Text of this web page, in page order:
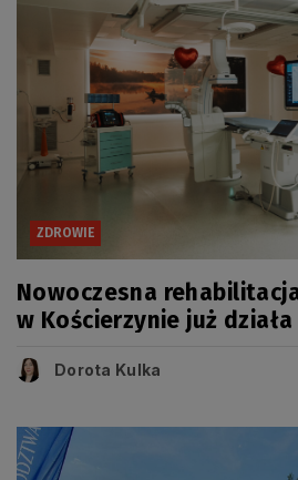
ZDROWIE
Nowoczesna
w Kościerzynie już działa
Dorota Kulka